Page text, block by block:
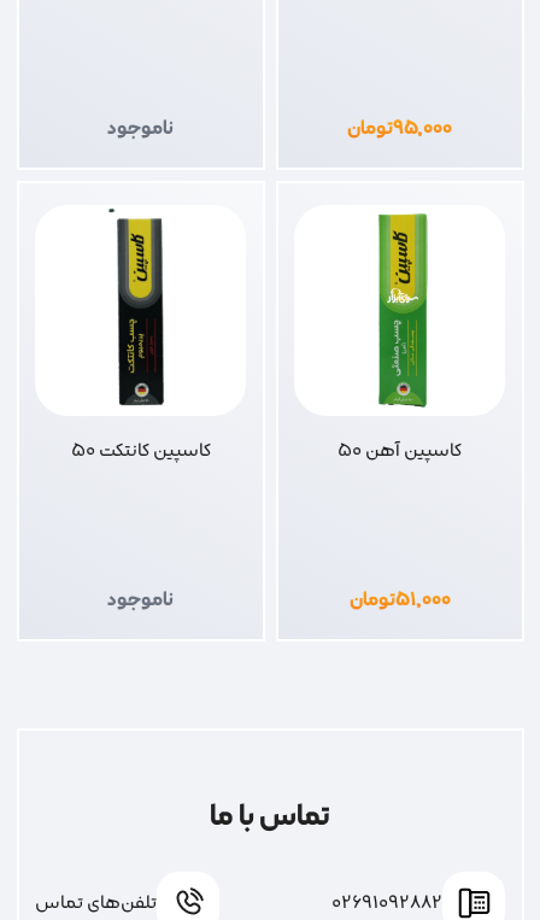
۹۵,۰۰۰تومان ناموجود
کاسپین آهن 50
۵۱,۰۰۰تومان
کاسپین کانتکت 50
ناموجود
تماس با ما
02691092882 تلفن‌های تماس